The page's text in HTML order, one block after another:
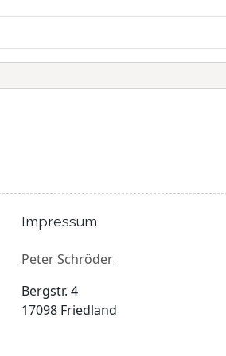
Impressum
Peter Schröder
Bergstr. 4
17098 Friedland